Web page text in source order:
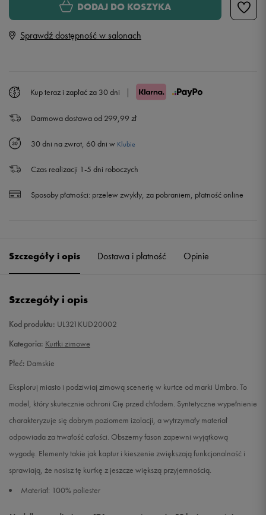
S
Powiadom o dostępności
Powiadom o dostępności
DODAJ DO KOSZYKA
Sprawdź dostępność w salonach
Kup teraz i zapłać za 30 dni |
Darmowa dostawa od 299,99 zł
30 dni na zwrot, 60 dni w Klubie
Czas realizacji 1-5 dni roboczych
Sposoby płatności: przelew zwykły, za pobraniem, płatność online
Szczegóły i opis Dostawa i płatność Opinie
Szczegóły i opis
Kod produktu: UL321KUD20002
Kategoria: Kurtki zimowe
Płeć: Damskie
Eksploruj miasto i podziwiaj zimową scenerię w kurtce od marki Umbro. To
model, który skutecznie ochroni Cię przed chłodem. Syntetyczne wypełnienie
charakteryzuje się dobrym poziomem izolacji, a wytrzymały materiał
odpowiada za trwałość całości. Obszerny fason zapewni wyjątkową
wygodę. Elementy takie jak kaptur i kieszenie zwiększają funkcjonalność i
sprawiają, że nosisz tę kurtkę z jeszcze większą przyjemnością.
Materiał: 100% poliester